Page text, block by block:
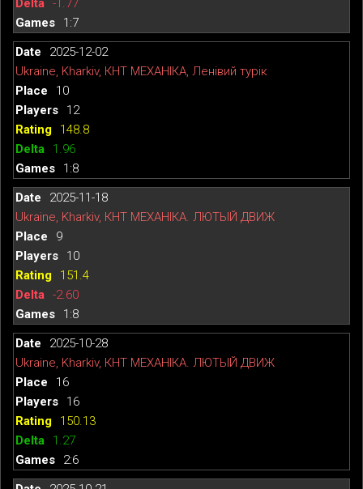
-1.77
1:7
2025-12-02
Ukraine, Kharkiv, КНТ МЕХАНІКА, Ленівий турік
10
12
148.8
1.96
1:8
2025-11-18
Ukraine, Kharkiv, КНТ МЕХАНІКА. ЛЮТЫЙ ДВИЖ
9
10
151.4
-2.60
1:8
2025-10-28
Ukraine, Kharkiv, КНТ МЕХАНІКА. ЛЮТЫЙ ДВИЖ
16
16
150.13
1.27
2:6